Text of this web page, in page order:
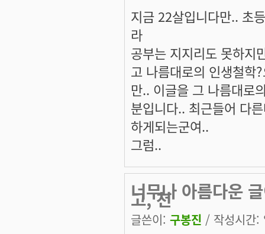
지금 22살입니다만.. 초
라
공부는 지지리도 못하지
고 나름대로의 인생철학
만.. 이글을 그 나름대로
분입니다.. 최근들어 다
하게되는군여..
그럼..
너무나 아름다운
고, 천
글쓴이: 구봉진 / 작성시간